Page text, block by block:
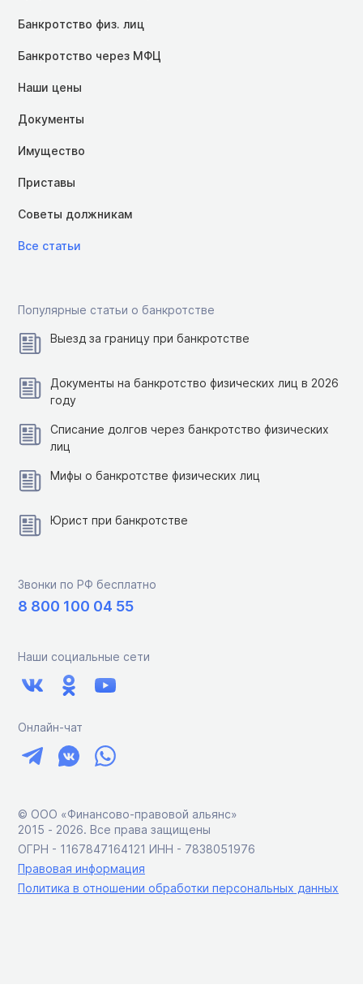
Банкротство физ. лиц
Банкротство через МФЦ
Наши цены
Документы
Имущество
Приставы
Советы должникам
Все статьи
Популярные статьи о банкротстве
Выезд за границу при банкротстве
Документы на банкротство физических лиц в 2026
году
Списание долгов через банкротство физических
лиц
Мифы о банкротстве физических лиц
Юрист при банкротстве
Звонки по РФ бесплатно
8 800 100 04 55
Наши социальные сети
Онлайн-чат
© ООО «Финансово-правовой альянс»
2015 ‑ 2026. Все права защищены
ОГРН - 1167847164121 ИНН - 7838051976
Правовая информация
Политика в отношении обработки персональных данных